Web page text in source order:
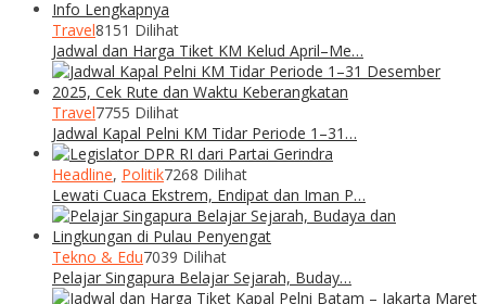
Travel8151 Dilihat
Jadwal dan Harga Tiket KM Kelud April–Me…
Travel7755 Dilihat
Jadwal Kapal Pelni KM Tidar Periode 1–31…
Headline, Politik7268 Dilihat
Lewati Cuaca Ekstrem, Endipat dan Iman P…
Tekno & Edu7039 Dilihat
Pelajar Singapura Belajar Sejarah, Buday…